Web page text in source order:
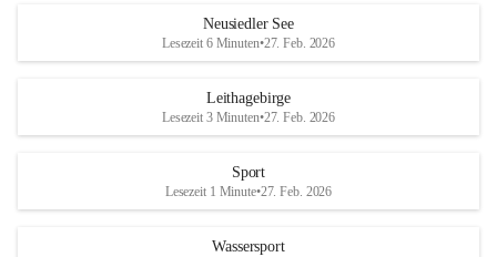
S
und den daraus folgenden wirtschaftlichen
Maßnahmen zur Bekämpfung
Rebe und der Amerikanischen
Anhang VBl. EU Nr. 18
r
S
Neusiedler See
Lesezeit 6 Minuten•27. Feb. 2026
Leithagebirge
Lesezeit 3 Minuten•27. Feb. 2026
Sport
Lesezeit 1 Minute•27. Feb. 2026
Wassersport